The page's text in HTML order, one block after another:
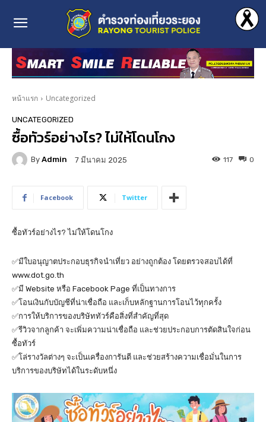
หน้าแรก Uncategorized
UNCATEGORIZED
ซื้อทัวร์อย่างไร? ไม่ให้โดนโกง
By Admin 7 มีนาคม 2025 0
117
Facebook Twitter
ซื้อทัวร์อย่างไร? ไม่ให้โดนโกง
✅มีใบอนุญาตประกอบธุรกิจนำเที่ยว อย่างถูกต้อง โดยตรวจสอบได้ที่
www.dot.go.th
✅มี Website หรือ Facebook Page ที่เป็นทางการ
✅โอนเงินกับบัญชีที่น่าเชื่อถือ และเก็บหลักฐานการโอนไว้ทุกครั้ง
✅การให้บริการของบริษัททัวร์คือสิ่งที่สำคัญที่สุด
✅รีวิวจากลูกค้า จะเพิ่มความน่าเชื่อถือ และช่วยประกอบการตัดสินใจก่อน
ซื้อทัวร์
✅โล่รางวัลต่างๆ จะเป็นเครื่องการันตี และช่วยสร้างความเชื่อมั่นในการ
บริการของบริษัทได้ในระดับหนึ่ง